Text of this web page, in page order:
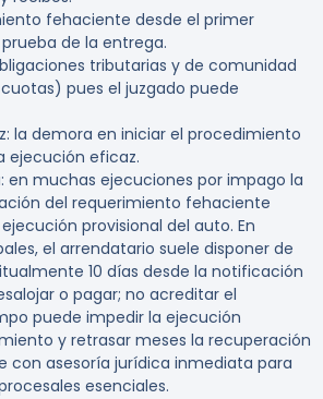
fehaciente desde el primer
de la entrega.
tributarias y de comunidad
pues el juzgado puede
la demora en iniciar el procedimiento
ejecución eficaz.
en muchas ejecuciones por impago la
del requerimiento fehaciente
provisional del auto. En
el arrendatario suele disponer de
10 días desde la notificación
o pagar; no acreditar el
puede impedir la ejecución
y retrasar meses la recuperación
con asesoría jurídica inmediata para
esenciales.